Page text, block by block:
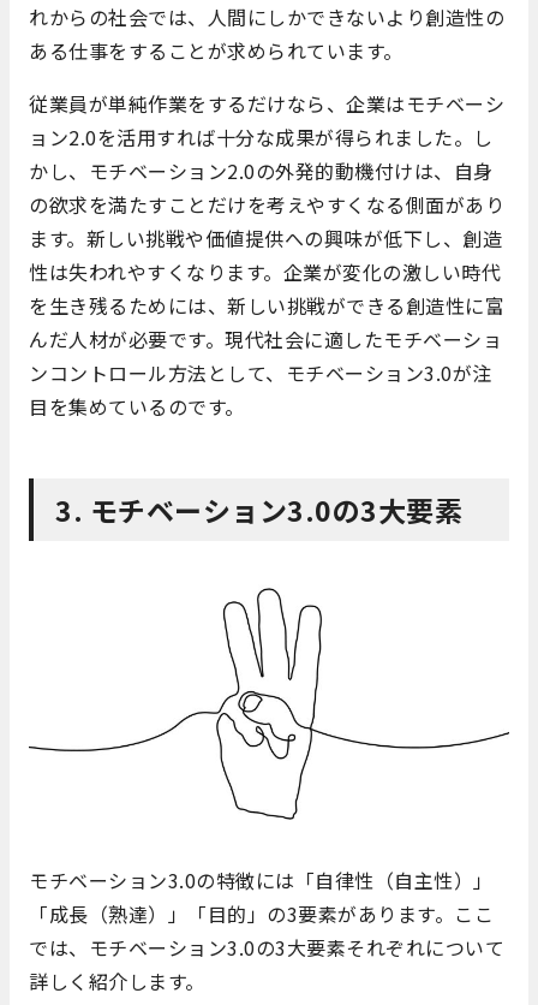
れからの社会では、人間にしかできないより創造性の
ある仕事をすることが求められています。
従業員が単純作業をするだけなら、企業はモチベーシ
ョン2.0を活用すれば十分な成果が得られました。し
かし、モチベーション2.0の外発的動機付けは、自身
の欲求を満たすことだけを考えやすくなる側面があり
ます。新しい挑戦や価値提供への興味が低下し、創造
性は失われやすくなります。企業が変化の激しい時代
を生き残るためには、新しい挑戦ができる創造性に富
んだ人材が必要です。現代社会に適したモチベーショ
ンコントロール方法として、モチベーション3.0が注
目を集めているのです。
3. モチベーション3.0の3大要素
モチベーション3.0の特徴には「自律性（自主性）」
「成長（熟達）」「目的」の3要素があります。ここ
では、モチベーション3.0の3大要素それぞれについて
詳しく紹介します。